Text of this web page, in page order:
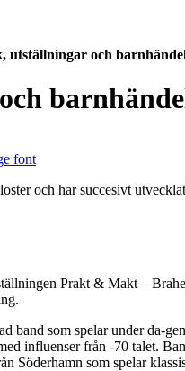
utställningar och
och har succesivt
Prakt & Makt –
band som spelar under da-
influenser från -70 talet.
Söderhamn som spelar